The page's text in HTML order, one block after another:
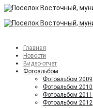
Главная
Новости
Видео-отчет
Фотоальбом
Фотоальбом 2009
Фотоальбом 2010
Фотоальбом 2011
Фотоальбом 2012